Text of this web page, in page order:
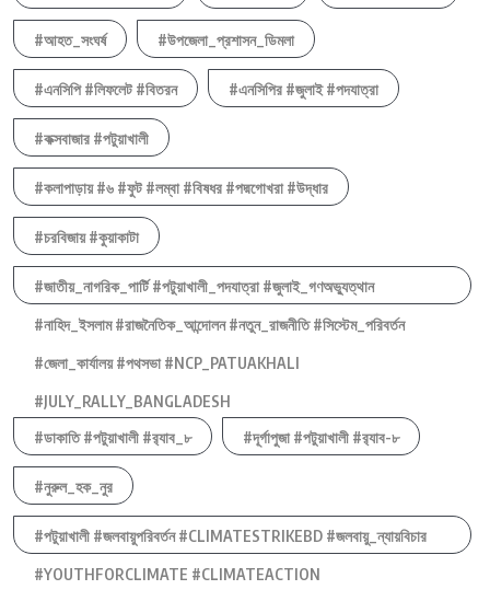
#আহত_সংঘর্ষ #উপজেলা_প্রশাসন_ডিমলা
#এনসিপি #লিফলেট #বিতরন #এনসিপির #জুলাই #পদযাত্রা
#কক্সবাজার #পটুয়াখালী
#কলাপাড়ায় #৬ #ফুট #লম্বা #বিষধর #পদ্মগোখরা #উদ্ধার
#চরবিজায় #কুয়াকাটা
#জাতীয়_নাগরিক_পার্টি #পটুয়াখালী_পদযাত্রা #জুলাই_গণঅভ্যুত্থান
#নাহিদ_ইসলাম #রাজনৈতিক_আন্দোলন #নতুন_রাজনীতি #সিস্টেম_পরিবর্তন
#জেলা_কার্যালয় #পথসভা #NCP_PATUAKHALI
#JULY_RALLY_BANGLADESH
#ডাকাতি #পটুয়াখালী #র‍্যাব_৮
#দূর্গাপুজা #পটুয়াখালী #র‍্যাব-৮
#নুরুল_হক_নুর
#পটুয়াখালী #জলবায়ুপরিবর্তন #CLIMATESTRIKEBD #জলবায়ু_ন্যায়বিচার
#YOUTHFORCLIMATE #CLIMATEACTION